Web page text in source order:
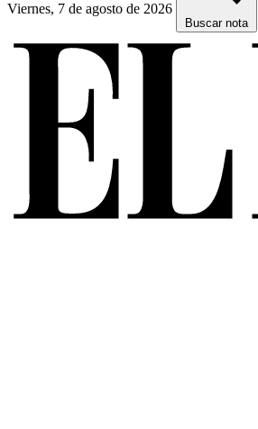
Viernes, 7 de agosto de 2026
Buscar nota